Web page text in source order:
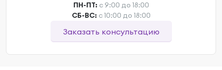
ПН-ПТ: с 9:00 до 18:00
СБ-ВС: с 10:00 до 18:00
Заказать консультацию